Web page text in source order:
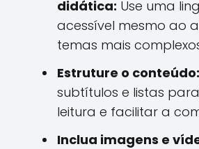
didática: Use uma
acessível mesmo ao
temas mais
Estruture o conteúdo:
subtítulos e listas
leitura e facilitar a
Inclua imagens e